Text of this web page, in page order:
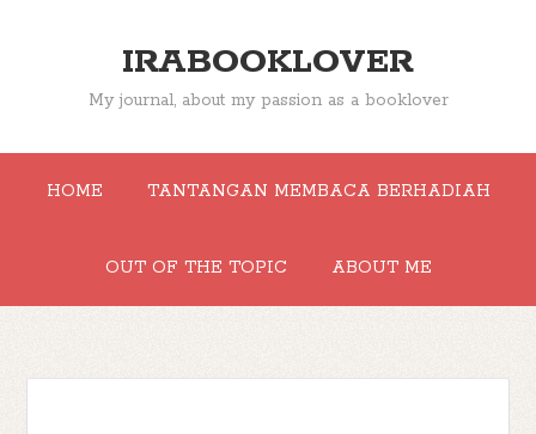
IRABOOKLOVER
My journal, about my passion as a booklover
HOME TANTANGAN MEMBACA BERHADIAH
OUT OF THE TOPIC ABOUT ME